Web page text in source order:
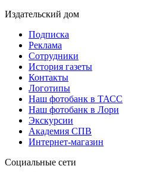
Издательский дом
Подписка
Реклама
Сотрудники
История газеты
Контакты
Логотипы
Наш фотобанк в ТАСС
Наш фотобанк в Лори
Экскурсии
Академия СПВ
Интернет-магазин
Социальные сети